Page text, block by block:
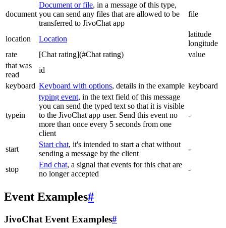
document
Document or file, in a message of this type,
you can send any files that are allowed to be
transferred to JivoChat app
file
location Location
latitude
longitude
rate
[Chat rating](#Chat rating)
value
that was
read
id
keyboard Keyboard with options, details in the example keyboard
typein
typing event, in the text field of this message
you can send the typed text so that it is visible
to the JivoChat app user. Send this event no
more than once every 5 seconds from one
client
-
start
Start chat, it's intended to start a chat without
sending a message by the client
-
stop
End chat, a signal that events for this chat are
no longer accepted
-
Event Examples#
JivoChat Event Examples#